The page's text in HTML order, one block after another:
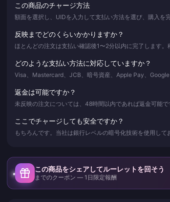
この商品のチャージ方法
額面を選択し、UIDを入力して支払い方法を選び、購入を
反映までどのくらいかかりますか？
ほとんどの注文は支払い確認後1〜2分以内に完了します。
どのような支払い方法に対応していますか？
Visa、Mastercard、JCB、暗号資産、Apple Pay、
返金は可能ですか？
未反映の注文については、48時間以内であれば返金可能
ここでチャージしても安全ですか？
もちろんです。当社は銀行レベルの暗号化技術を使用し
この商品をシェアしてルーレットを回そう
までのクーポン — 1日限定報酬